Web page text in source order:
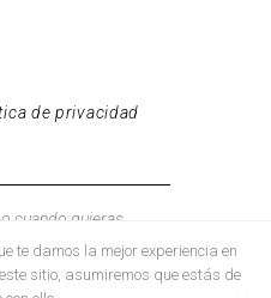
de privacidad
cuando quieras
te damos la mejor experiencia en
sitio, asumiremos que estás de